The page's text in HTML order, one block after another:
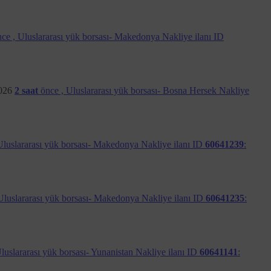
, Uluslararası yük borsası- Makedonya Nakliye ilanı ID
2 saat önce , Uluslararası yük borsası- Bosna Hersek Nakliye
yük borsası- Makedonya Nakliye ilanı ID 60641239:
yük borsası- Makedonya Nakliye ilanı ID 60641235:
yük borsası- Yunanistan Nakliye ilanı ID 60641141 :
talepleri otuz gün içerisinde sonuçlandıracaktır.
hakkı saklıdır.
ve eksiksiz şekilde faydalanmalarını sağlamak